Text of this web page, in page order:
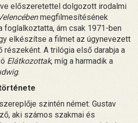
előszeretettel dolgozott irodalmi
megfilmesítésének
foglalkoztatta, ám csak 1971-ben
elkészítse a filmet az úgynevezett
A trilógia első darabja a
Elátkozottak, míg a harmadik a
.
szintén német: Gustav
aki számos szakmai és